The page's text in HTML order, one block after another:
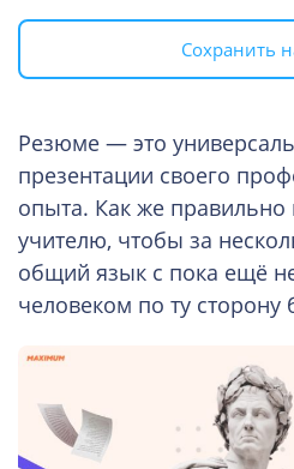
Сохранить
Резюме — это
презентации своего
опыта. Как же
учителю, чтобы за
общий язык с пока ещё
человеком по ту сторону